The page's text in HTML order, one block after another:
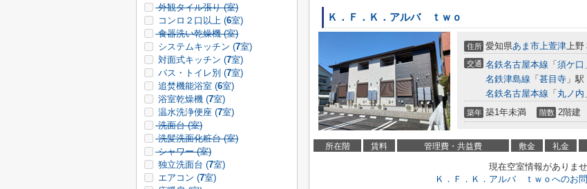
Ｋ．Ｆ．Ｋ．アルバ ｔｗｏ
住所 愛知県あま市上萱津上野
交通 名鉄名古屋本線 「 須ケ口
名鉄津島線 「 甚目寺 」
名鉄名古屋本線 「 丸ノ内
築年 築1年未満 階数 2階建
所在階 賃料 管理費・共益費 敷金 礼金
現在空室情報がありませ
Ｋ．Ｆ．Ｋ．アルバ ｔｗｏへのお
外観タイル張り (室)
コンロ２口以上 (6室)
食器洗い乾燥機 (室)
システムキッチン (7室)
対面式キッチン (7室)
バス・トイレ別 (7室)
追焚機能浴室 (6室)
浴室乾燥機 (7室)
温水洗浄便座 (7室)
洗面台 (室)
洗髪洗面化粧台 (室)
シャワー (室)
独立洗面台 (7室)
エアコン (7室)